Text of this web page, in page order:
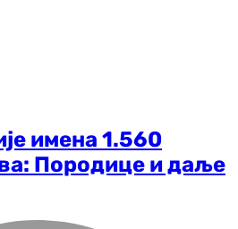
имена 1.560
Породице и даље